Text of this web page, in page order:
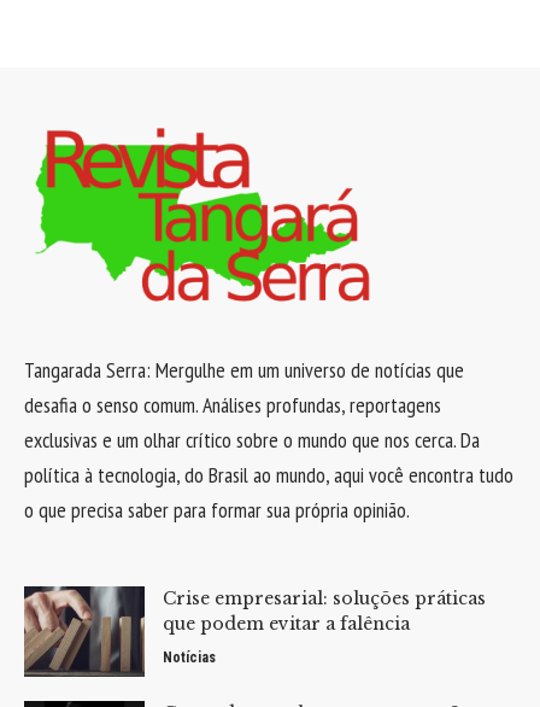
Tangarada Serra: Mergulhe em um universo de notícias que
desafia o senso comum. Análises profundas, reportagens
exclusivas e um olhar crítico sobre o mundo que nos cerca. Da
política à tecnologia, do Brasil ao mundo, aqui você encontra tudo
o que precisa saber para formar sua própria opinião.
Crise empresarial: soluções práticas
que podem evitar a falência
Notícias